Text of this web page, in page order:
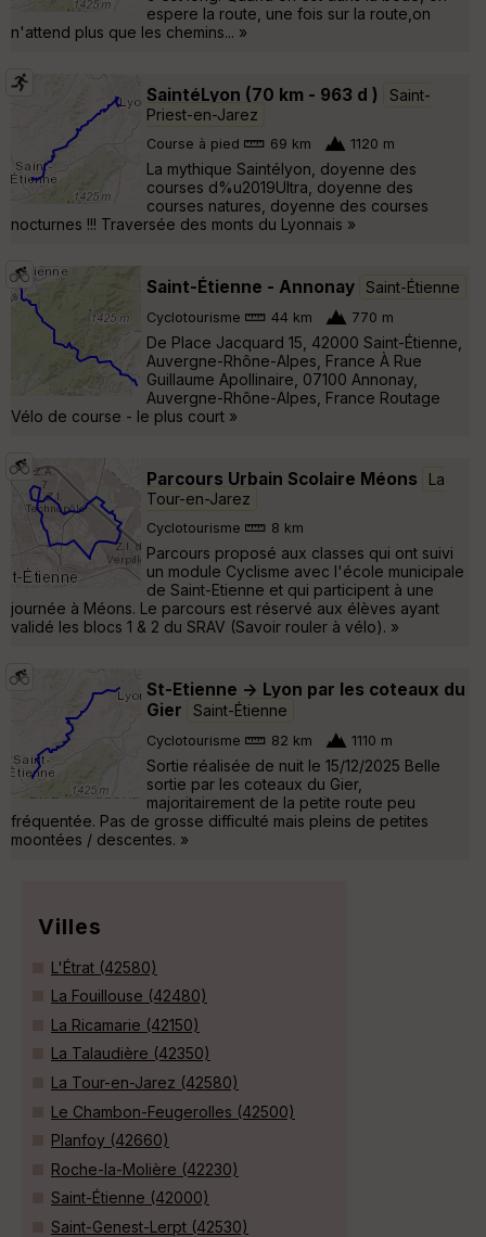
espere la route, une fois sur la route,on
n'attend plus que les chemins... »
SaintéLyon (70 km - 963 d )
Saint-
Priest-en-Jarez
Course à pied 69 km 1120 m
La mythique Saintélyon, doyenne des
courses d%u2019Ultra, doyenne des
courses natures, doyenne des courses
nocturnes !!! Traversée des monts du Lyonnais »
Saint-Étienne - Annonay Saint-Étienne
Cyclotourisme 44 km 770 m
De Place Jacquard 15, 42000 Saint-Étienne,
Auvergne-Rhône-Alpes, France À Rue
Guillaume Apollinaire, 07100 Annonay,
Auvergne-Rhône-Alpes, France Routage
Vélo de course - le plus court »
Parcours Urbain Scolaire Méons
La
Tour-en-Jarez
Cyclotourisme 8 km
Parcours proposé aux classes qui ont suivi
un module Cyclisme avec l'école municipale
de Saint-Etienne et qui participent à une
journée à Méons. Le parcours est réservé aux élèves ayant
validé les blocs 1 & 2 du SRAV (Savoir rouler à vélo). »
St-Etienne -> Lyon par les coteaux du
Gier
Saint-Étienne
Cyclotourisme 82 km 1110 m
Sortie réalisée de nuit le 15/12/2025 Belle
sortie par les coteaux du Gier,
majoritairement de la petite route peu
fréquentée. Pas de grosse difficulté mais pleins de petites
moontées / descentes. »
Villes
L'Étrat (42580)
La Fouillouse (42480)
La Ricamarie (42150)
La Talaudière (42350)
La Tour-en-Jarez (42580)
Le Chambon-Feugerolles (42500)
Planfoy (42660)
Roche-la-Molière (42230)
Saint-Étienne (42000)
Saint-Genest-Lerpt (42530)